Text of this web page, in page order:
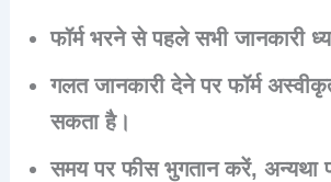
फॉर्म भरने से पहले सभी जानकारी
गलत जानकारी देने पर फॉर्म
सकता है।
समय पर फीस भुगतान करें, अन्यथा